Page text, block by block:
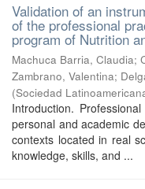
Validation of an
of the professional
program of Nutrition
Machuca Barria, Claudia;
Zambrano, Valentina;
(Sociedad
Introduction.
personal and academic
contexts located in real
knowledge, skills, and ...